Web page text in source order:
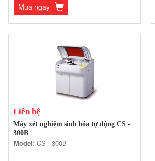
Mua ngay
Liên hệ
Máy xét nghiệm sinh hóa tự động CS -
300B
Model: CS - 300B